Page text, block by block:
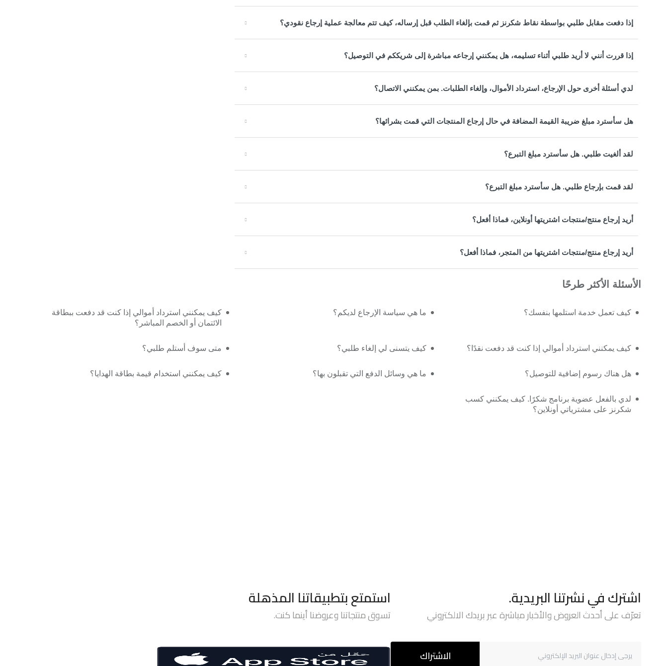
إذا دفعت مقابل طلبي بواسطة نقاط شكرنز ثم قمت بإلغاء الطلب قبل إرساله، كيف تتم معالجة عملية إرجاع نقودي؟
إذا قررت أنني لا أريد طلبي أثناء تسليمه، هل يمكنني إرجاعه مباشرة إلى شريككم في التوصيل؟
لدي أسئلة أخرى حول الإرجاع، استرداد الأموال، وإلغاء الطلبات. بمن يمكنني الاتصال؟
هل سأسترد مبلغ ضريبة القيمة المضافة في حال إرجاع المنتجات التي قمت بشرائها؟
لقد ألغيت طلبي. هل سأسترد مبلغ التبرع؟
لقد قمت بإرجاع طلبي. هل سأسترد مبلغ التبرع؟
أريد إرجاع منتج/منتجات اشتريتها أونلاين، فماذا أفعل؟
أريد إرجاع منتج/منتجات اشتريتها من المتجر، فماذا أفعل؟
الأسئلة الأكثر طرحًا
كيف تعمل خدمة استلمها بنفسك؟ ما هي سياسة الإرجاع لديكم؟
كيف يمكنني استرداد أموالي إذا كنت قد دفعت ببطاقة
الائتمان أو الخصم المباشر؟
كيف يمكنني استرداد أموالي إذا كنت قد دفعت نقدًا؟ كيف يتسنى لي إلغاء طلبي؟ متى سوف أستلم طلبي؟
هل هناك رسوم إضافية للتوصيل؟ ما هي وسائل الدفع التي تقبلون بها؟ كيف يمكنني استخدام قيمة بطاقة الهدايا؟
لدي بالفعل عضوية برنامج شكرًا. كيف يمكنني كسب
شكرنز على مشترياتي أونلاين؟
اشترك في نشرتنا البريدية.
تعرّف على أحدث العروض والأخبار مباشرة عبر بريدك الالكتروني
الاشتراك
استمتع بتطبيقاتنا المذهلة
تسوق منتجاتنا وعروضنا أينما كنت.